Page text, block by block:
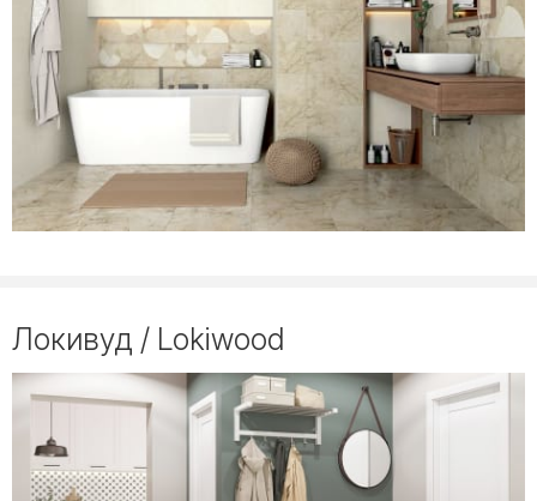
Локивуд / Lokiwood